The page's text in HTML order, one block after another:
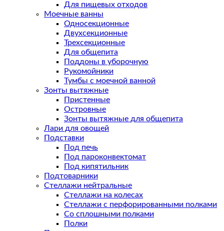
Для пищевых отходов
Моечные ванны
Односекционные
Двухсекционные
Трехсекционные
Для общепита
Поддоны в уборочную
Рукомойники
Тумбы с моечной ванной
Зонты вытяжные
Пристенные
Островные
Зонты вытяжные для общепита
Лари для овощей
Подставки
Под печь
Под пароконвектомат
Под кипятильник
Подтоварники
Стеллажи нейтральные
Стеллажи на колесах
Стеллажи с перфорированными полками
Со сплошными полками
Полки